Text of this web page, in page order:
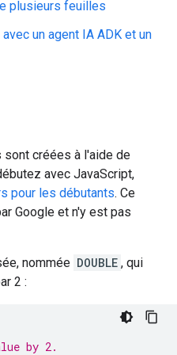
plusieurs feuilles
un agent IA ADK et un
créées à l'aide de
avec JavaScript,
pour les débutants. Ce
Google et n'y est pas
nommée DOUBLE , qui
2 :
by 2.